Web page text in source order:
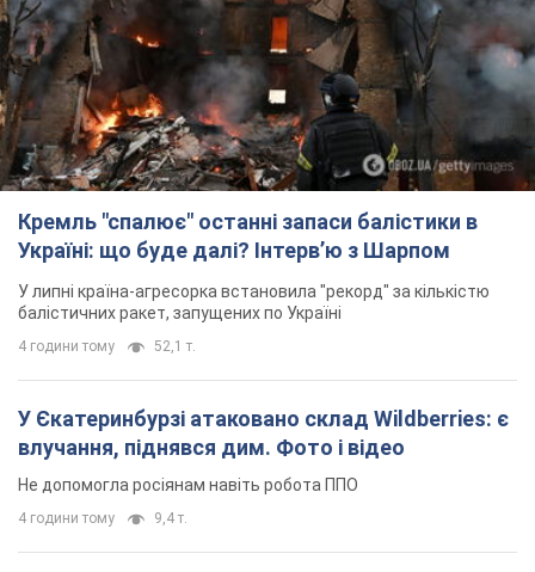
Кремль "спалює" останні запаси балістики в
Україні: що буде далі? Інтерв’ю з Шарпом
У липні країна-агресорка встановила "рекорд" за кількістю
балістичних ракет, запущених по Україні
4 години тому 52,1 т.
У Єкатеринбурзі атаковано склад Wildberries: є
влучання, піднявся дим. Фото і відео
Не допомогла росіянам навіть робота ППО
4 години тому 9,4 т.